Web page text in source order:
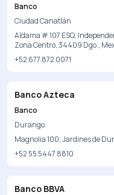
Banco
Ciudad Canatlán
Aldama # 107 ESQ.
Zona Centro, 34409 Dgo.,
+52 677 872 0071
Banco Azteca
Banco
Durango
Magnolia 100, Jardines de
+52 55 5447 8810
Banco BBVA